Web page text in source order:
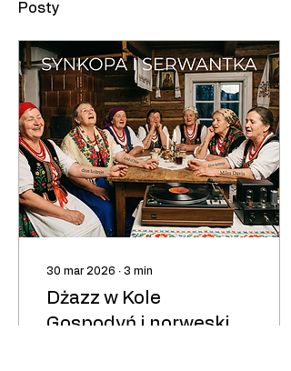
Posty
30 mar 2026 ∙ 3 min
Dżazz w Kole
Gospodyń i norweskie